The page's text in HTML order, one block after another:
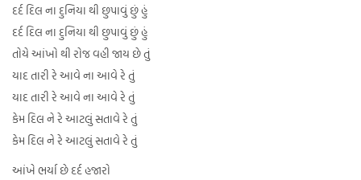
દર્દ દિલ ના દુનિયા થી છુપાવું છું હું
દર્દ દિલ ના દુનિયા થી છુપાવું છું હું
તોયે આંખો થી રોજ વહી જાય છે તું
યાદ તારી રે આવે ના આવે રે તું
યાદ તારી રે આવે ના આવે રે તું
કેમ દિલ ને રે આટલું સતાવે રે તું
કેમ દિલ ને રે આટલું સતાવે રે તું
આંખે ભર્યા છે દર્દ હજારો